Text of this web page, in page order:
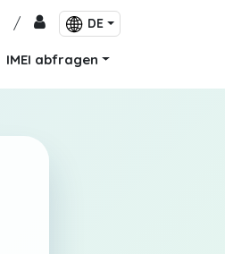
/ DE
IMEI abfragen